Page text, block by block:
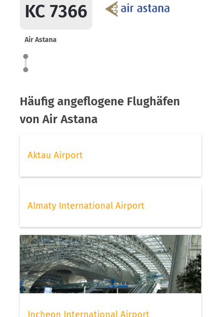
KC 7366
Air Astana
Häufig angeflogene Flughäfen
von Air Astana
Aktau Airport
Almaty International Airport
Incheon International Airport